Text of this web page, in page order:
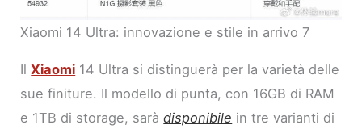
Xiaomi 14 Ultra: innovazione e stile in arrivo 7
IlXiaomi 14 Ultra si distinguerà per la varietà delle
sue finiture. Il modello di punta, con 16GB di RAM
e 1TB di storage, saràdisponibile in tre varianti di